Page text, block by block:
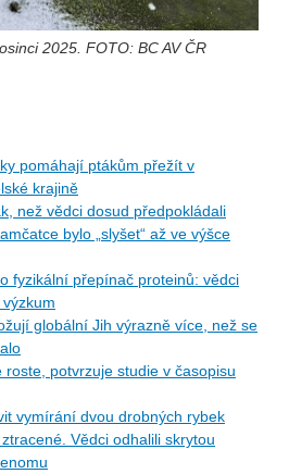
2025. FOTO: BC AV ČR
pomáhají ptákům přežít v
krajině
než vědci dosud předpokládali
bylo „slyšet“ až ve výšce
fyzikální přepínač proteinů: vědci
globální Jih výrazně více, než se
roste, potvrzuje studie v časopisu
vymírání dvou drobných rybek
Vědci odhalili skrytou